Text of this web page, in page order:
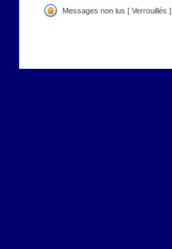
Messages non lus [ Verrouillés ]